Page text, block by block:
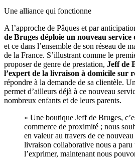
Une alliance qui fonctionne
A l’approche de Pâques et par
de Bruges déploie un nouveau
et ce dans l’ensemble de son réseau de
de la France. S’illustrant comme le
proposer de genre de prestation, Jeff de
l’expert de la livraison à domicile sur
répondre à la demande de sa clientèle.
permet d’ailleurs déjà à ce nouveau
nombreux enfants et de leurs parents.
« Une boutique Jeff de Bruges,
commerce de proximité ; nous
en valeur au travers de ce
livraison collaborative nous a
l’exprimer, maintenant nous